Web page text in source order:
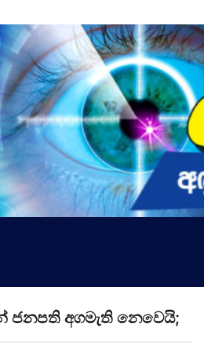
අගමැති නෙවෙයි;